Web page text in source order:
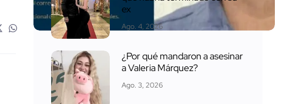
ex
Ago. 4, 2026
¿Por qué mandaron a asesinar
a Valeria Márquez?
Ago. 3, 2026